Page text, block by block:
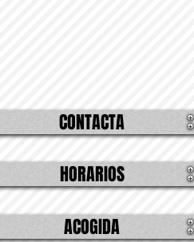
ACOGIDA
CONTACTA
HORARIOS